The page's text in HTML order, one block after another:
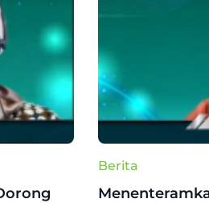
Berita